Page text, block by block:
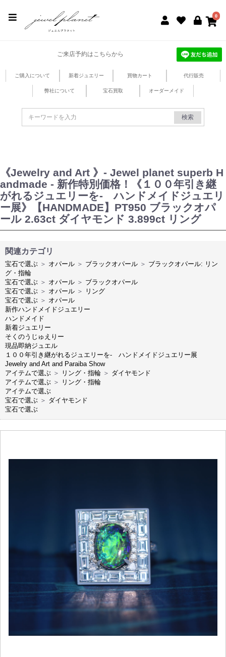
0
ご来店予約はこちらから
ご購入について 新着ジュエリー 買物カート 代行販売
弊社について 宝石買取 オーダーメイド
検索
《Jewelry and Art 》- Jewel planet superb H
andmade - 新作特別価格！《１００年引き継
がれるジュエリーを- ハンドメイドジュエリ
ー展》【HANDMADE】PT950 ブラックオパ
ール 2.63ct ダイヤモンド 3.899ct リング
関連カテゴリ
宝石で選ぶ ＞ オパール ＞ ブラックオパール ＞ ブラックオパール: リン
グ・指輪
宝石で選ぶ ＞ オパール ＞ ブラックオパール
宝石で選ぶ ＞ オパール ＞
リング
宝石で選ぶ ＞ オパール
新作ハンドメイドジュエリー
ハンドメイド
新着ジュエリー
そくのうじゅえりー
現品即納ジュエル
１００年引き継がれるジュエリーを- ハンドメイドジュエリー展
Jewelry and Art and Paraiba Show
アイテムで選ぶ ＞ リング・指輪 ＞ ダイヤモンド
アイテムで選ぶ ＞
リング・指輪
アイテムで選ぶ
宝石で選ぶ ＞ ダイヤモンド
宝石で選ぶ